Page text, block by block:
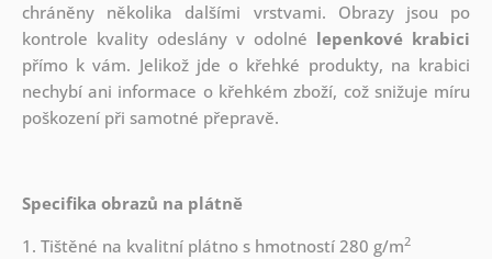
chráněny několika dalšími vrstvami. Obrazy jsou po
kontrole kvality odeslány v odolné lepenkové krabici
přímo k vám. Jelikož jde o křehké produkty, na krabici
nechybí ani informace o křehkém zboží, což snižuje míru
poškození při samotné přepravě.
Specifika obrazů na plátně
1. Tištěné na kvalitní plátno s hmotností 280 g/m2